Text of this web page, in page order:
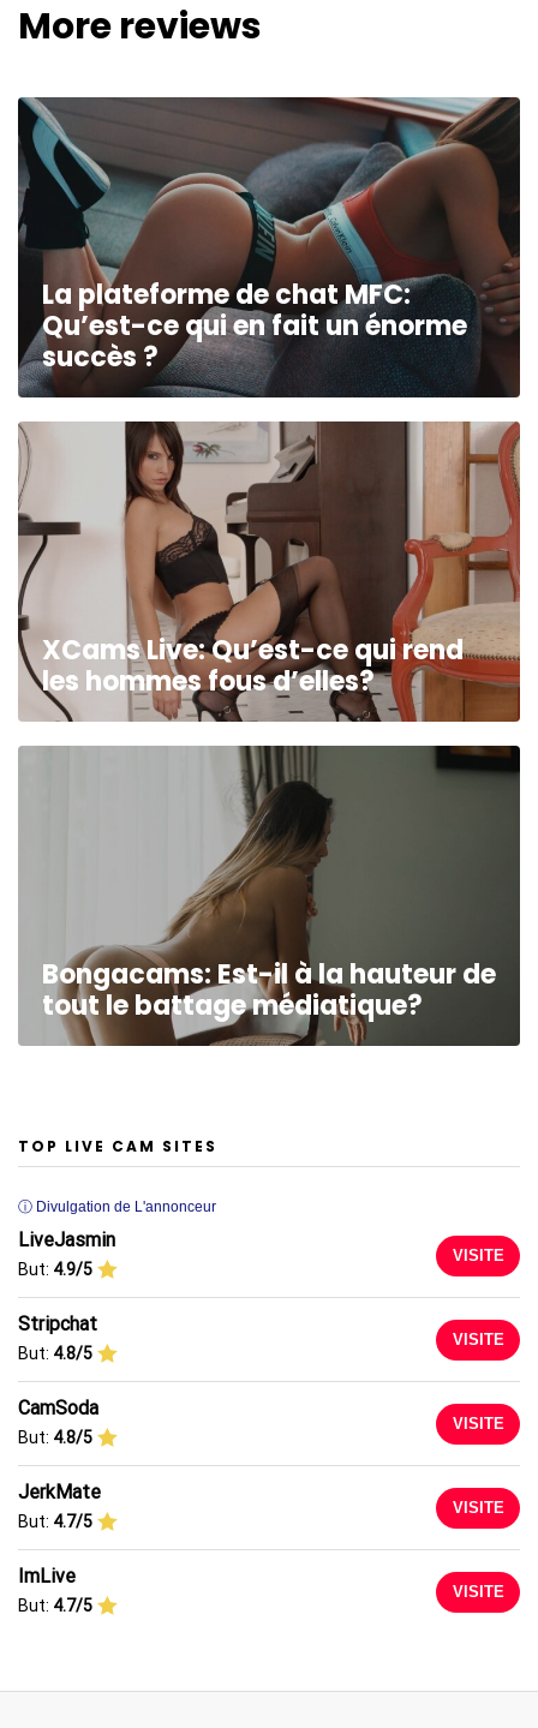
More reviews
La plateforme de chat MFC:
Qu’est-ce qui en fait un énorme
succès ?
XCams Live: Qu’est-ce qui rend
les hommes fous d’elles?
Bongacams: Est-il à la hauteur de
tout le battage médiatique?
TOP LIVE CAM SITES
ⓘ Divulgation de L'annonceur
LiveJasmin
But: 4.9/5
VISITE
Stripchat
But: 4.8/5
VISITE
CamSoda
But: 4.8/5
VISITE
JerkMate
But: 4.7/5
VISITE
ImLive
But: 4.7/5
VISITE